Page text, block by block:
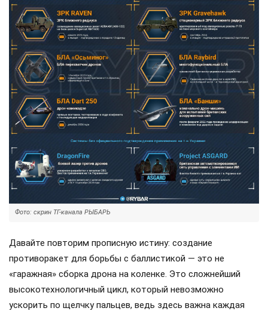
Фото: скрин ТГ-канала РЫБАРЬ
Давайте повторим прописную истину: создание
противоракет для борьбы с баллистикой — это не
«гаражная» сборка дрона на коленке. Это сложнейший
высокотехнологичный цикл, который невозможно
ускорить по щелчку пальцев, ведь здесь важна каждая